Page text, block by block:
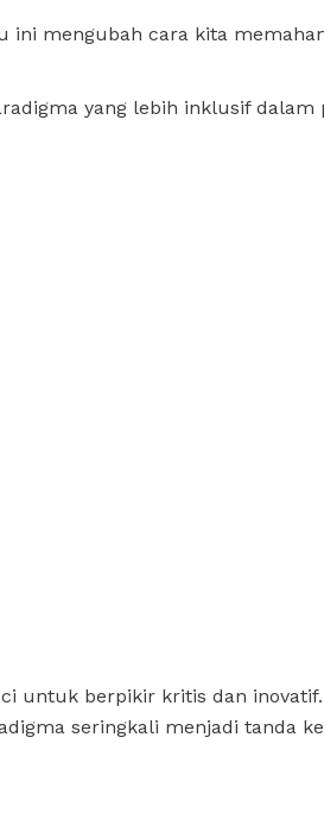
ini mengubah cara kita
yang lebih inklusif dalam
untuk berpikir kritis dan
seringkali menjadi tanda